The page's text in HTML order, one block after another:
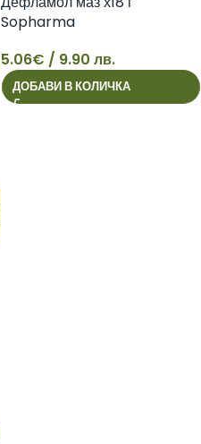
5
Sopharma
5.06€ / 9.90 лв.
ДОБАВИ В КОЛИЧКА